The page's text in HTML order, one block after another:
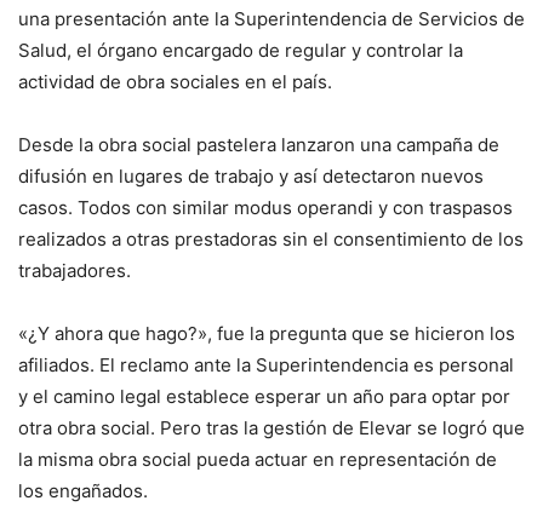
una presentación ante la Superintendencia de Servicios de
Salud, el órgano encargado de regular y controlar la
actividad de obra sociales en el país.
Desde la obra social pastelera lanzaron una campaña de
difusión en lugares de trabajo y así detectaron nuevos
casos. Todos con similar modus operandi y con traspasos
realizados a otras prestadoras sin el consentimiento de los
trabajadores.
«¿Y ahora que hago?», fue la pregunta que se hicieron los
afiliados. El reclamo ante la Superintendencia es personal
y el camino legal establece esperar un año para optar por
otra obra social. Pero tras la gestión de Elevar se logró que
la misma obra social pueda actuar en representación de
los engañados.